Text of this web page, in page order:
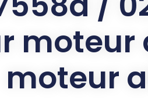
moteur
moteur